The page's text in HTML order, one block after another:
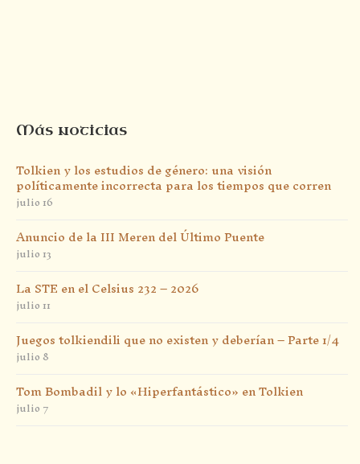
Más noticias
Tolkien y los estudios de género: una visión
políticamente incorrecta para los tiempos que corren
julio 16
Anuncio de la III Meren del Último Puente
julio 13
La STE en el Celsius 232 – 2026
julio 11
Juegos tolkiendili que no existen y deberían – Parte 1/4
julio 8
Tom Bombadil y lo «Hiperfantástico» en Tolkien
julio 7